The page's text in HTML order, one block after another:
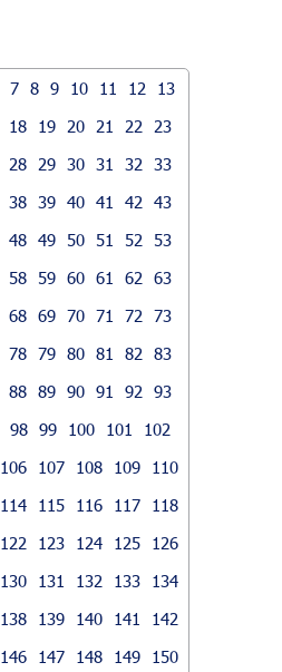
7 8 9 10 11 12
13
18 19 20 21 22
23
28 29 30 31 32
33
38 39 40 41 42
43
48 49 50 51 52
53
58 59 60 61 62
63
68 69 70 71 72
73
78 79 80 81 82
83
88 89 90 91 92
93
98 99 100 101
102
106 107 108 109
110
114 115 116 117
118
122 123 124 125
126
130 131 132 133
134
138 139 140 141
142
146 147 148 149
150